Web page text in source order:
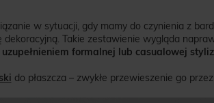
w sytuacji, gdy mamy do czynienia z
Takie zestawienie wygląda
formalnej lub casualowej
do płaszcza – zwykłe przewieszenie go